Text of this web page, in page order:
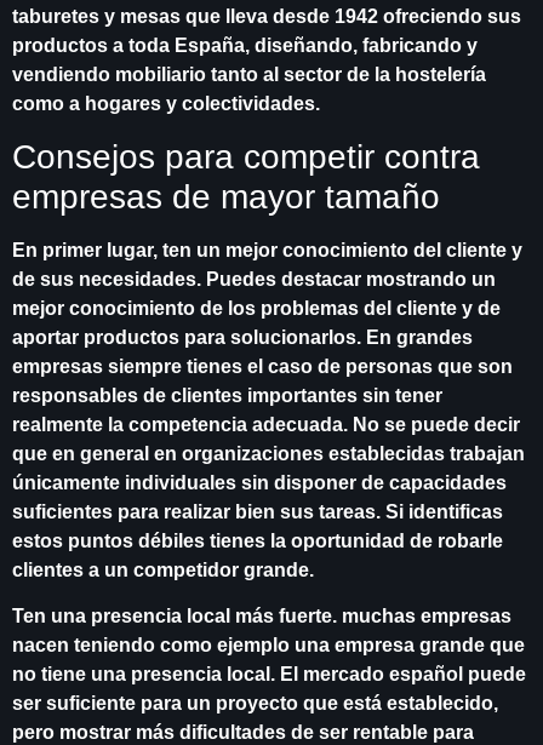
taburetes y mesas que lleva desde 1942 ofreciendo sus
productos a toda España, diseñando, fabricando y
vendiendo mobiliario tanto al sector de la hostelería
como a hogares y colectividades.
Consejos para competir contra
empresas de mayor tamaño
En primer lugar, ten un mejor conocimiento del cliente y
de sus necesidades. Puedes destacar mostrando un
mejor conocimiento de los problemas del cliente y de
aportar productos para solucionarlos. En grandes
empresas siempre tienes el caso de personas que son
responsables de clientes importantes sin tener
realmente la competencia adecuada. No se puede decir
que en general en organizaciones establecidas trabajan
únicamente individuales sin disponer de capacidades
suficientes para realizar bien sus tareas. Si identificas
estos puntos débiles tienes la oportunidad de robarle
clientes a un competidor grande.
Ten una presencia local más fuerte. muchas empresas
nacen teniendo como ejemplo una empresa grande que
no tiene una presencia local. El mercado español puede
ser suficiente para un proyecto que está establecido,
pero mostrar más dificultades de ser rentable para